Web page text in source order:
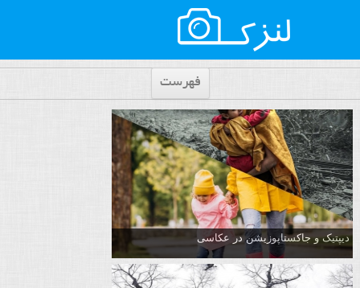
فهرست
دیپتیک و جاکستا‌پوزیشن در عکاسی